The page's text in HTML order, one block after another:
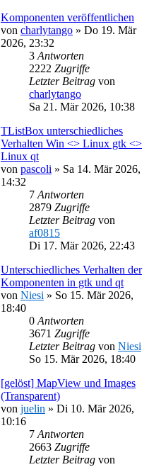
Komponenten veröffentlichen
von charlytango » Do 19. Mär
2026, 23:32
3 Antworten
2222 Zugriffe
Letzter Beitrag von
charlytango
Sa 21. Mär 2026, 10:38
TListBox unterschiedliches
Verhalten Win <> Linux gtk <>
Linux qt
von pascoli » Sa 14. Mär 2026,
14:32
7 Antworten
2879 Zugriffe
Letzter Beitrag von
af0815
Di 17. Mär 2026, 22:43
Unterschiedliches Verhalten der
Komponenten in gtk und qt
von Niesi » So 15. Mär 2026,
18:40
0 Antworten
3671 Zugriffe
Letzter Beitrag von Niesi
So 15. Mär 2026, 18:40
[gelöst] MapView und Images
(Transparent)
von juelin » Di 10. Mär 2026,
10:16
7 Antworten
2663 Zugriffe
Letzter Beitrag von